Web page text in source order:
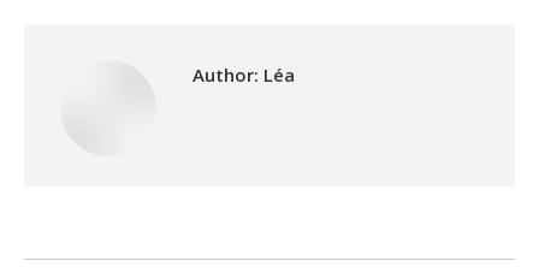
Author: Léa